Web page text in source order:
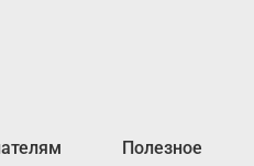
Полезное